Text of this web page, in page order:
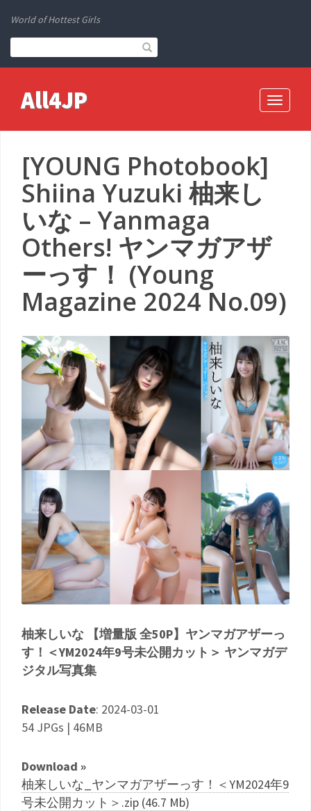
World of Hottest Girls
Toggle
All4JP
[YOUNG Photobook]
Shiina Yuzuki 柚来し
いな – Yanmaga
Others! ヤンマガアザ
ーっす！ (Young
Magazine 2024 No.09)
柚来しいな 【増量版 全50P】ヤンマガアザーっ
す！＜YM2024年9号未公開カット＞ ヤンマガデ
ジタル写真集
Release Date: 2024-03-01
54 JPGs | 46MB
Download »
柚来しいな_ヤンマガアザーっす！＜YM2024年9
号未公開カット＞.zip (46.7 Mb)